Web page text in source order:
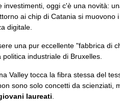
oggi c'è una novità:
ai chip di Catania si muovono
digitale.
una pur eccellente "fabbrica di
industriale di Bruxelles.
Valley tocca la fibra stessa del
sono solo concetti da scienziati,
laureati